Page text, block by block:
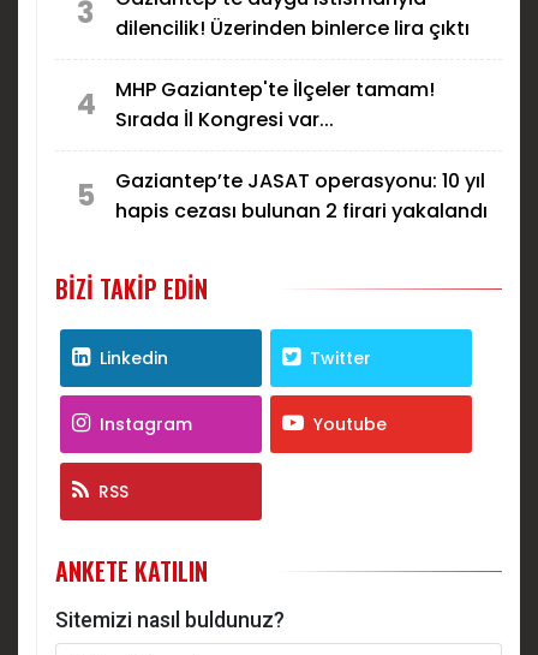
3
dilencilik! Üzerinden binlerce lira çıktı
4
MHP Gaziantep'te İlçeler tamam!
Sırada İl Kongresi var...
5
Gaziantep’te JASAT operasyonu: 10 yıl
hapis cezası bulunan 2 firari yakalandı
BIZI TAKIP EDIN
Linkedin Twitter
Instagram Youtube
RSS
ANKETE KATILIN
Sitemizi nasıl buldunuz?